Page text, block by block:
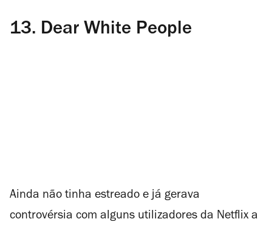
13. Dear White People
Ainda não tinha estreado e já gerava
controvérsia com alguns utilizadores da Netflix a